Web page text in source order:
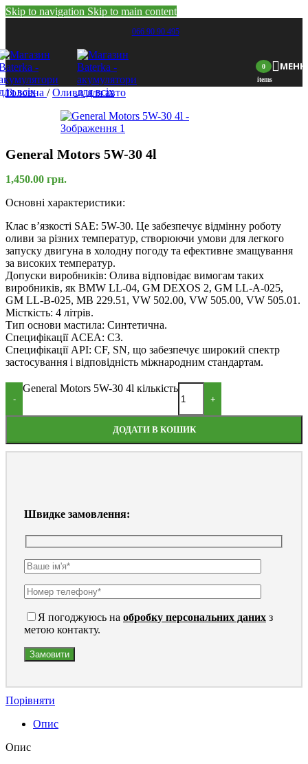
Skip to navigation Skip to main content
066 90 90 495
0
items
Головна / Оливи для авто
General Motors 5W-30 4l
1,450.00 грн.
Основні характеристики:
Клас в’язкості SAE: 5W-30. Це забезпечує відмінну роботу
оливи за різних температур, створюючи умови для легкого
запуску двигуна в холодну погоду та ефективне змащування
за високих температур.
Допуски виробників: Олива відповідає вимогам таких
виробників, як BMW LL-04, GM DEXOS 2, GM LL-A-025,
GM LL-B-025, MB 229.51, VW 502.00, VW 505.00, VW 505.01.
Місткість: 4 літрів.
Тип основи мастила: Синтетична.
Специфікації ACEA: С3.
Специфікації API: CF, SN, що забезпечує широкий спектр
застосування і відповідність міжнародним стандартам.
-
General Motors 5W-30 4l кількість
+
ДОДАТИ В КОШИК
Швидке замовлення:
Я погоджуюсь на обробку персональних даних з
метою контакту.
Порівняти
Опис
Опис